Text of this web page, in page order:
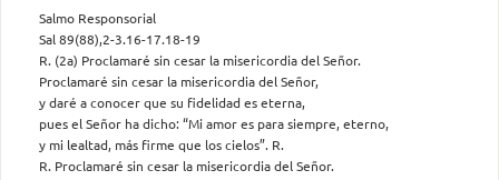
Salmo Responsorial
Sal 89(88),2-3.16-17.18-19
R. (2a) Proclamaré sin cesar la misericordia del Señor.
Proclamaré sin cesar la misericordia del Señor,
y daré a conocer que su fidelidad es eterna,
pues el Señor ha dicho: “Mi amor es para siempre, eterno,
y mi lealtad, más firme que los cielos”. R.
R. Proclamaré sin cesar la misericordia del Señor.